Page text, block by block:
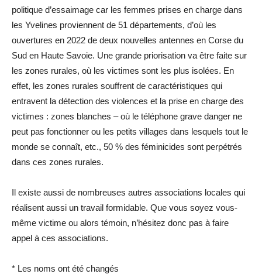
politique d’essaimage car les femmes prises en charge dans
les Yvelines proviennent de 51 départements, d’où les
ouvertures en 2022 de deux nouvelles antennes en Corse du
Sud en Haute Savoie. Une grande priorisation va être faite sur
les zones rurales, où les victimes sont les plus isolées. En
effet, les zones rurales souffrent de caractéristiques qui
entravent la détection des violences et la prise en charge des
victimes : zones blanches – où le téléphone grave danger ne
peut pas fonctionner ou les petits villages dans lesquels tout le
monde se connaît, etc., 50 % des féminicides sont perpétrés
dans ces zones rurales.
Il existe aussi de nombreuses autres associations locales qui
réalisent aussi un travail formidable. Que vous soyez vous-
même victime ou alors témoin, n’hésitez donc pas à faire
appel à ces ­associations.
* Les noms ont été changés